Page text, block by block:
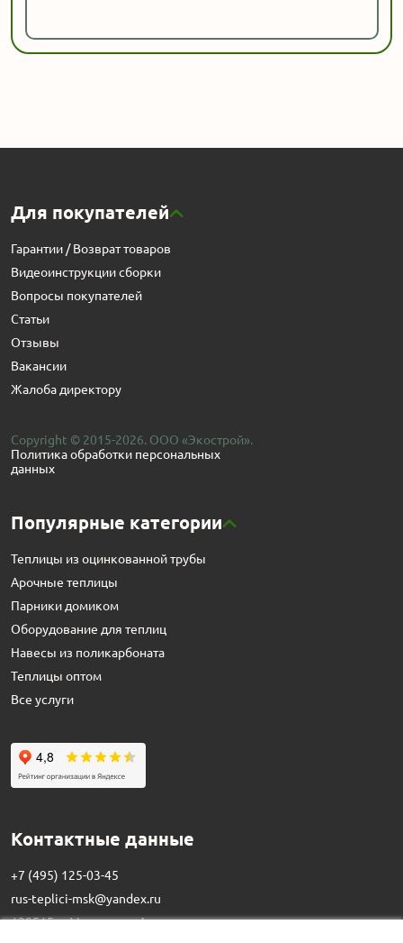
Для покупателей
Гарантии / Возврат товаров
Видеоинструкции сборки
Вопросы покупателей
Статьи
Отзывы
Вакансии
Жалоба директору
Copyright © 2015-2026. ООО «Экострой».
Политика обработки персональных
данных
Популярные категории
Теплицы из оцинкованной трубы
Арочные теплицы
Парники домиком
Оборудование для теплиц
Навесы из поликарбоната
Теплицы оптом
Все услуги
Контактные данные
+7 (495) 125-03-45
rus-teplici-msk@yandex.ru
129515,г. Москва,ул. Академика